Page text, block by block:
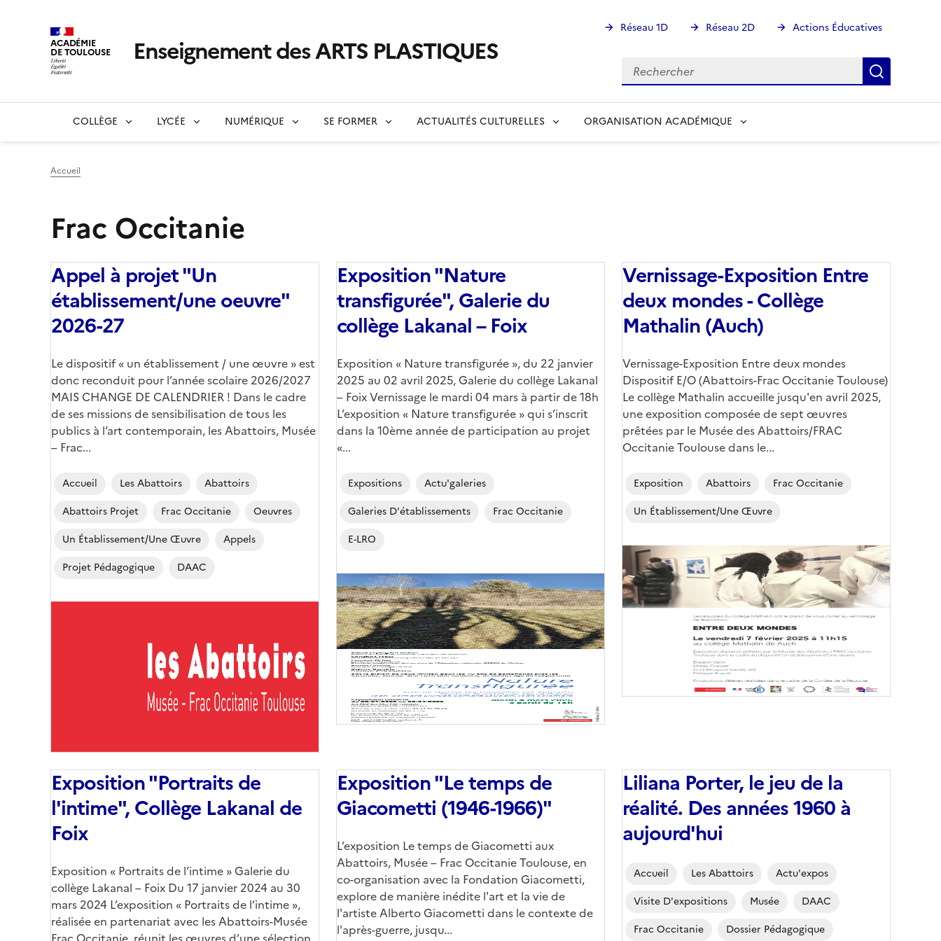
ACADÉMIE
DE TOULOUSE Enseignement des ARTS PLASTIQUES
Réseau 1D Réseau 2D Actions Éducatives
Rechercher
Rechercher
COLLÈGE LYCÉE NUMÉRIQUE SE FORMER ACTUALITÉS CULTURELLES ORGANISATION ACADÉMIQUE
Accueil
Frac Occitanie
Appel à projet "Un
établissement/une oeuvre"
2026-27
Corps
Le dispositif « un établissement / une œuvre » est
donc reconduit pour l’année scolaire 2026/2027
MAIS CHANGE DE CALENDRIER ! Dans le cadre
de ses missions de sensibilisation de tous les
publics à l’art contemporain, les Abattoirs, Musée
– Frac...
Accueil Les Abattoirs
Abattoirs
Abattoirs Projet
Frac Occitanie
Oeuvres
Un Établissement/une Œuvre
Appels
Projet Pédagogique
DAAC
Exposition "Nature
transfigurée", Galerie du
collège Lakanal – Foix
Corps
Exposition « Nature transfigurée », du 22 janvier
2025 au 02 avril 2025, Galerie du collège Lakanal
– Foix Vernissage le mardi 04 mars à partir de 18h
L’exposition « Nature transfigurée » qui s’inscrit
dans la 10ème année de participation au projet
«...
Expositions
Actu'galeries
Galeries D'établissements
Frac Occitanie
E-LRO
Image
de
couverture
(conseillée)
Vernissage-Exposition Entre
deux mondes - Collège
Mathalin (Auch)
Corps
Vernissage-Exposition Entre deux mondes
Dispositif E/O (Abattoirs-Frac Occitanie Toulouse)
Le collège Mathalin accueille jusqu'en avril 2025,
une exposition composée de sept œuvres
prêtées par le Musée des Abattoirs/FRAC
Occitanie Toulouse dans le...
Exposition Abattoirs
Frac Occitanie
Un Établissement/une Œuvre
Image
de
couverture
(conseillée)
Exposition "Portraits de
l'intime", Collège Lakanal de
Foix
Corps
Exposition « Portraits de l’intime » Galerie du
collège Lakanal – Foix Du 17 janvier 2024 au 30
mars 2024 L’exposition « Portraits de l’intime »,
réalisée en partenariat avec les Abattoirs-Musée
Exposition "Le temps de
Giacometti (1946-1966)"
Corps
L’exposition Le temps de Giacometti aux
Abattoirs, Musée – Frac Occitanie Toulouse, en
co-organisation avec la Fondation Giacometti,
explore de manière inédite l'art et la vie de
l'artiste Alberto Giacometti dans le contexte de
l'après-guerre, jusqu...
Liliana Porter, le jeu de la
réalité. Des années 1960 à
aujourd'hui
Corps
Accueil Les Abattoirs
Actu'expos
Visite D'expositions
Musée
DAAC
Frac Occitanie
Dossier Pédagogique